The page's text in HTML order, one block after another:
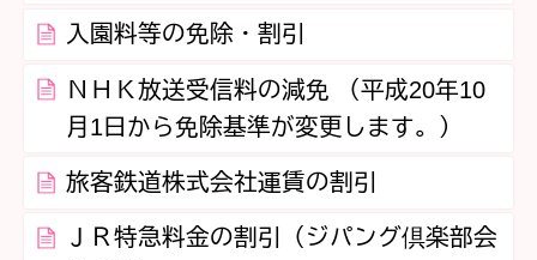
入園料等の免除・割引
ＮＨＫ放送受信料の減免 （平成20年10
月1日から免除基準が変更します。）
旅客鉄道株式会社運賃の割引
ＪＲ特急料金の割引（ジパング倶楽部会